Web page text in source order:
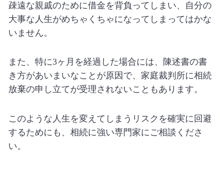
疎遠な親戚のために借金を背負ってしまい、自分の
大事な人生がめちゃくちゃになってしまってはかな
いません。
また、特に3ヶ月を経過した場合には、陳述書の書
き方があいまいなことが原因で、家庭裁判所に相続
放棄の申し立てが受理されないこともあります。
このような人生を変えてしまうリスクを確実に回避
するためにも、相続に強い専門家にご相談くださ
い。